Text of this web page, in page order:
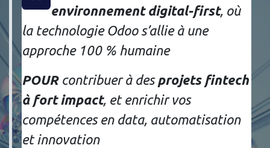
environnement digital-first, où
la technologie Odoo s’allie à une
approche 100 % humaine
POUR contribuer à desprojets fintech
à fort impact, et enrichir vos
compétences en data, automatisation
et innovation